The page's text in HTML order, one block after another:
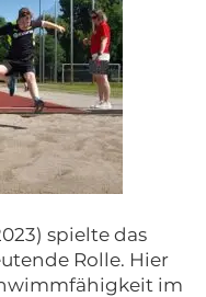
spielte das
Rolle. Hier
im